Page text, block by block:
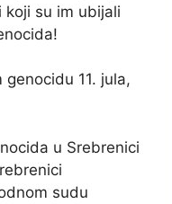
koji su im ubijali
11. jula,
u Srebrenici
sudu